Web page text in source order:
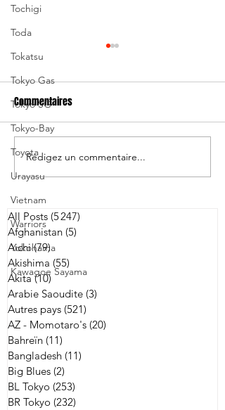
Tochigi
Toda
Tokatsu
Tokyo Gas
Tokyo SG
Tokyo-Bay
Toyota
Urayasu
Vietnam
Warriors
Yokohama
Kawagoe Sayama
Andrew Ellis nommé
entraîneur-chef de Kobe
Commentaires
Rédigez un commentaire...
All Posts (5 247)
Afghanistan (5)
Aichi (79)79 posts
Akishima (55)
Akita (10) 10 posts
Arabie Saoudite (3)
Autres pays (521)
AZ - Momotaro's (20)
Bahreïn (11)
Bangladesh (11)
Big Blues (2)
BL Tokyo (253)
BR Tokyo (232)